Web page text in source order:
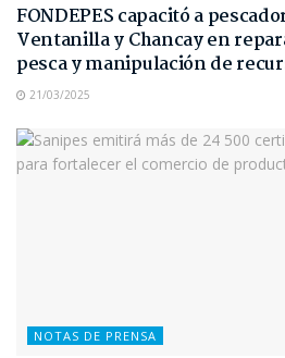
FONDEPES capacitó a
Ventanilla y Chancay en
pesca y manipulación de
21/03/2025
NOTAS DE PRENSA